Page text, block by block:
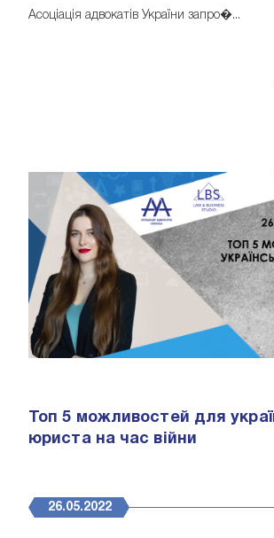
Асоціація адвокатів України запро�...
Топ 5 можливостей для
юриста на час вiйни
26.05.2022